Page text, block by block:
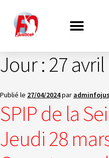
Jour : 27
Publié le 27/04/2024par
SPIP de la
Jeudi 28